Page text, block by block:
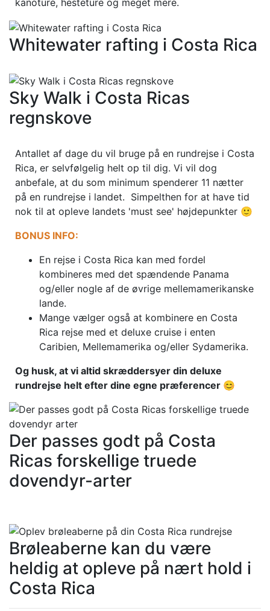
kanoture, hesteture og meget mere.
Whitewater rafting i Costa Rica
Sky Walk i Costa Ricas
regnskove
Antallet af dage du vil bruge på en rundrejse i Costa
Rica, er selvfølgelig helt op til dig. Vi vil dog
anbefale, at du som minimum spenderer 11 nætter
på en rundrejse i landet. Simpelthen for at have tid
nok til at opleve landets 'must see' højdepunkter 🙂
BONUS INFO:
En rejse i Costa Rica kan med fordel
kombineres med det spændende Panama
og/eller nogle af de øvrige mellemamerikanske
lande.
Mange vælger også at kombinere en Costa
Rica rejse med et deluxe cruise i enten
Caribien, Mellemamerika og/eller Sydamerika.
Og husk, at vi altid skræddersyer din deluxe
rundrejse helt efter dine egne præferencer 😊
Der passes godt på Costa
Ricas forskellige truede
dovendyr-arter
Brøleaberne kan du være
heldig at opleve på nært hold i
Costa Rica